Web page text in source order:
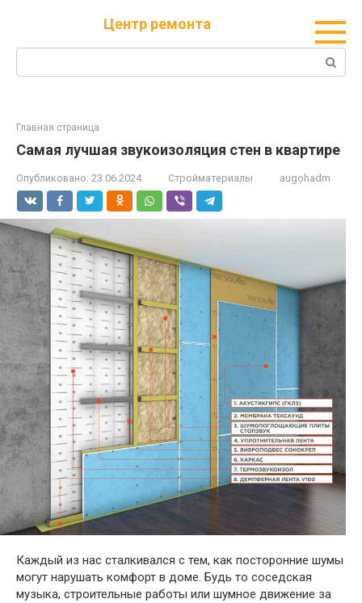
Центр ремонта
Поиск:
Главная страница
Самая лучшая звукоизоляция стен в квартире
Опубликовано: 23.06.2024 Стройматериалы augohadm
Каждый из нас сталкивался с тем, как посторонние шумы
могут нарушать комфорт в доме. Будь то соседская
музыка, строительные работы или шумное движение за